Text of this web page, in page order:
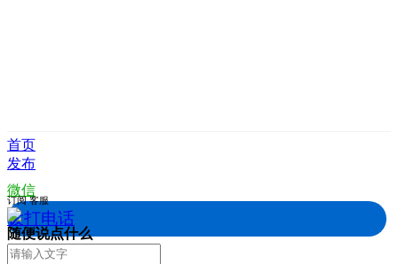
首页
发布
微信
拨打电话
订阅 客服
随便说点什么